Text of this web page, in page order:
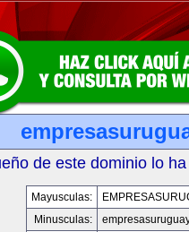
de este dominio lo
Mayusculas:
Minusculas: